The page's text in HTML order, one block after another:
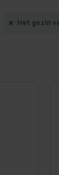
Het gezin